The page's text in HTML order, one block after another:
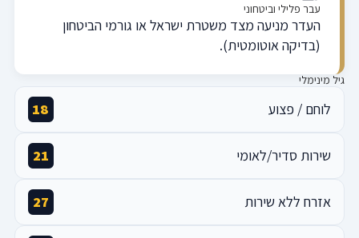
עבר פלילי וביטחוני
העדר מניעה מצד משטרת ישראל או גורמי הביטחון
(בדיקה אוטומטית).
גיל מינימלי
לוחם / פצוע 18
שירות סדיר/לאומי 21
אזרח ללא שירות 27